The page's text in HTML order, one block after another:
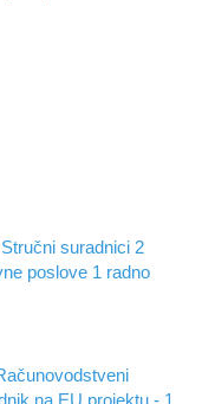
suradnici 2
poslove 1 radno
na EU projektu - 1